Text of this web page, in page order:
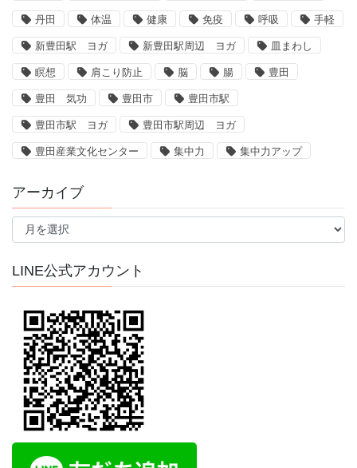
丹田 体温 健康 免疫 呼吸 手軽
新豊田駅 ヨガ 新豊田駅周辺 ヨガ 皿まわし
瞑想 肩こり防止 脳 腸 豊田
豊田 気功 豊田市 豊田市駅
豊田市駅 ヨガ 豊田市駅周辺 ヨガ
豊田産業文化センター 集中力 集中力アップ
アーカイブ
ア
イ
LINE公式アカウント